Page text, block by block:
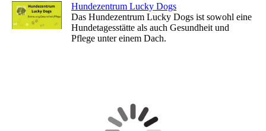
Hundezentrum Lucky Dogs
Das Hundezentrum Lucky Dogs ist sowohl eine
Hundetagesstätte als auch Gesundheit und
Pflege unter einem Dach.